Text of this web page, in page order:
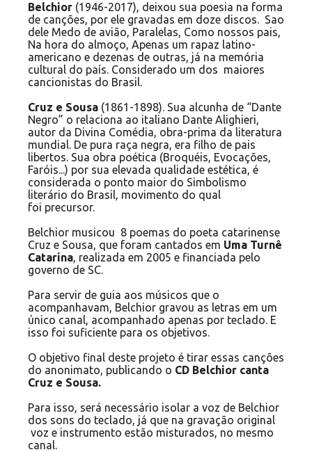
Belchior (1946-2017), deixou sua poesia na forma
de canções, por ele gravadas em doze discos. Sao
dele Medo de avião, Paralelas, Como nossos pais,
Na hora do almoço, Apenas um rapaz latino-
americano e dezenas de outras, já na memória
cultural do país. Considerado um dos maiores
cancionistas do Brasil.
Cruz e Sousa (1861-1898). Sua alcunha de “Dante
Negro” o relaciona ao italiano Dante Alighieri,
autor da Divina Comédia, obra-prima da literatura
mundial. De pura raça negra, era filho de pais
libertos. Sua obra poética (Broquéis, Evocações,
Faróis...) por sua elevada qualidade estética, é
considerada o ponto maior do Simbolismo
literário do Brasil, movimento do qual
foi precursor.
Belchior musicou 8 poemas do poeta catarinense
Cruz e Sousa, que foram cantados em Uma Turnê
Catarina, realizada em 2005 e financiada pelo
governo de SC.
Para servir de guia aos músicos que o
acompanhavam, Belchior gravou as letras em um
único canal, acompanhado apenas por teclado. E
isso foi suficiente para os objetivos.
O objetivo final deste projeto é tirar essas canções
do anonimato, publicando o CD Belchior canta
Cruz e Sousa.
Para isso, será necessário isolar a voz de Belchior
dos sons do teclado, já que na gravação original
voz e instrumento estão misturados, no mesmo
canal.